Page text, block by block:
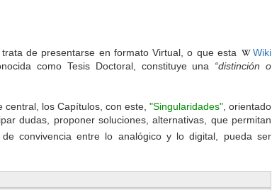
de presentarse en formato Virtual, o que esta
Wiki
como Tesis Doctoral, constituye una “distinción o
los Capítulos, con este, "Singularidades", orientado
dudas, proponer soluciones, alternativas, que permitan
convivencia entre lo analógico y lo digital, pueda ser